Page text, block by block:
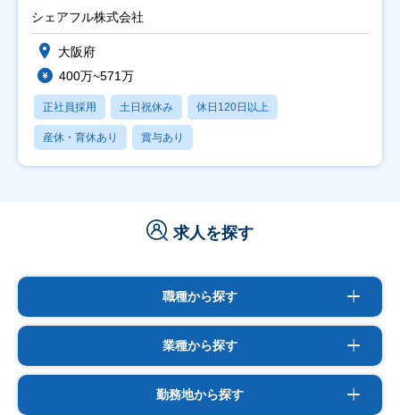
シェアフル株式会社
大阪府
400万~571万
正社員採用 土日祝休み 休日120日以上
産休・育休あり 賞与あり
求人を探す
職種から探す
業種から探す
勤務地から探す